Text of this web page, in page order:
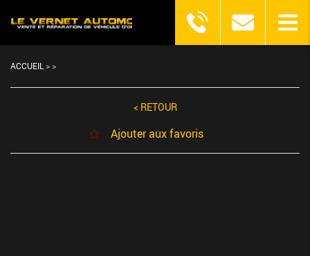
ACCUEIL >>
< RETOUR
Ajouter aux favoris